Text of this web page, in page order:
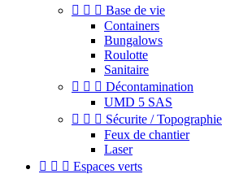
   Base de vie
Containers
Bungalows
Roulotte
Sanitaire
   Décontamination
UMD 5 SAS
   Sécurite / Topographie
Feux de chantier
Laser
   Espaces verts